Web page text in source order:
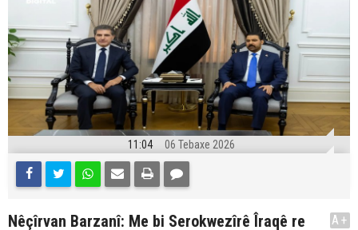
11:04 06 Tebaxe 2026
Nêçîrvan Barzanî: Me bi Serokwezîrê Îraqê re A+